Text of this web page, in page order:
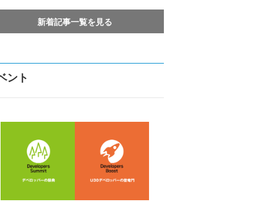
新着記事一覧を見る
ント